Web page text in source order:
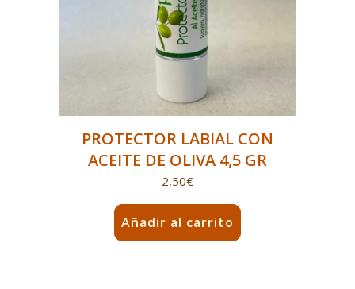
PROTECTOR LABIAL CON
ACEITE DE OLIVA 4,5 GR
2,50€
Añadir al carrito